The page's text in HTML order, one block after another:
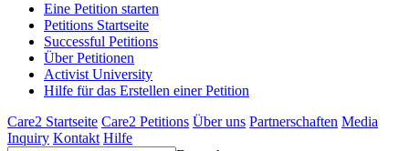
Eine Petition starten
Petitions Startseite
Successful Petitions
Über Petitionen
Activist University
Hilfe für das Erstellen einer Petition
Care2 Startseite Care2 Petitions Über uns Partnerschaften Media
Inquiry Kontakt Hilfe